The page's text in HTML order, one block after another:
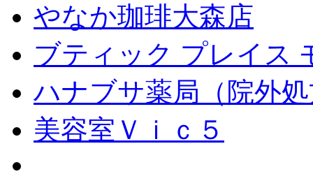
やなか珈琲大森店
ブティック プレイス
ハナブサ薬局（院外
美容室Ｖｉｃ５